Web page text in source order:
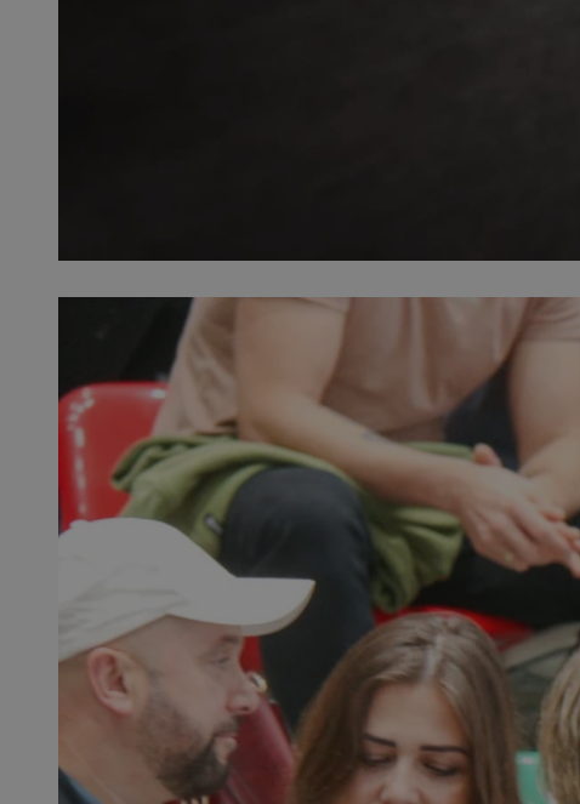
Niezbędne pliki cookie
zarządzanie kontem. Bez
CookieScriptConsent
__cf_bm